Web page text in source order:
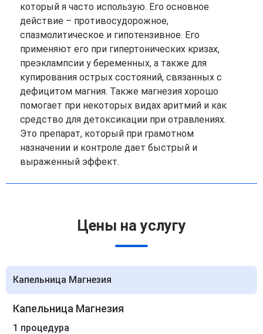
который я часто использую. Его основное
действие – противосудорожное,
спазмолитическое и гипотензивное. Его
применяют его при гипертонических кризах,
преэклампсии у беременных, а также для
купирования острых состояний, связанных с
дефицитом магния. Также магнезия хорошо
помогает при некоторых видах аритмий и как
средство для детоксикации при отравлениях.
Это препарат, который при грамотном
назначении и контроле дает быстрый и
выраженный эффект.
Цены на услугу
Капельница Магнезия
Капельница Магнезия
1 процедура